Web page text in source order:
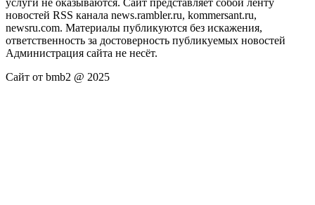
новостей RSS канала news.rambler.ru, kommersant.ru,
newsru.com. Материалы публикуются без искажения,
ответственность за достоверность публикуемых новостей
Администрация сайта не несёт.
Сайт от bmb2 @ 2025